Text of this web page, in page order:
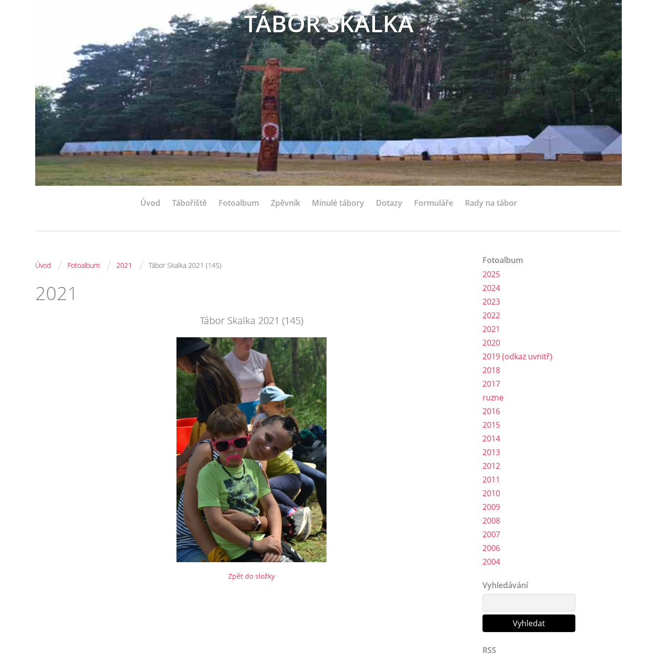
TÁBOR SKALKA
Úvod Tábořiště Fotoalbum Zpěvník Minulé tábory Dotazy Formuláře Rady na tábor
Úvod / Fotoalbum / 2021 / Tábor Skalka 2021 (145)
2021
Tábor Skalka 2021 (145)
Zpět do složky
Fotoalbum
2025
2024
2023
2022
2021
2020
2019 (odkaz uvnitř)
2018
2017
ruzne
2016
2015
2014
2013
2012
2011
2010
2009
2008
2007
2006
2004
Vyhledávání
RSS